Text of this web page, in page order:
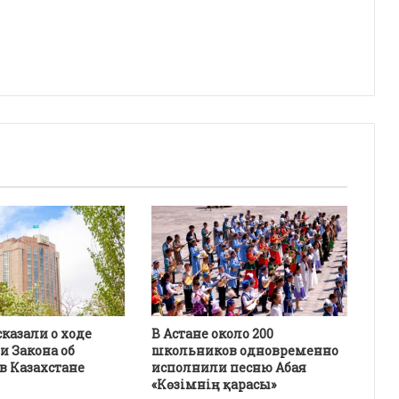
о ходе
Закона об
Казахстане
В Астане около 200
школьников одновременно
исполнили песню Абая
«Көзімнің қарасы»